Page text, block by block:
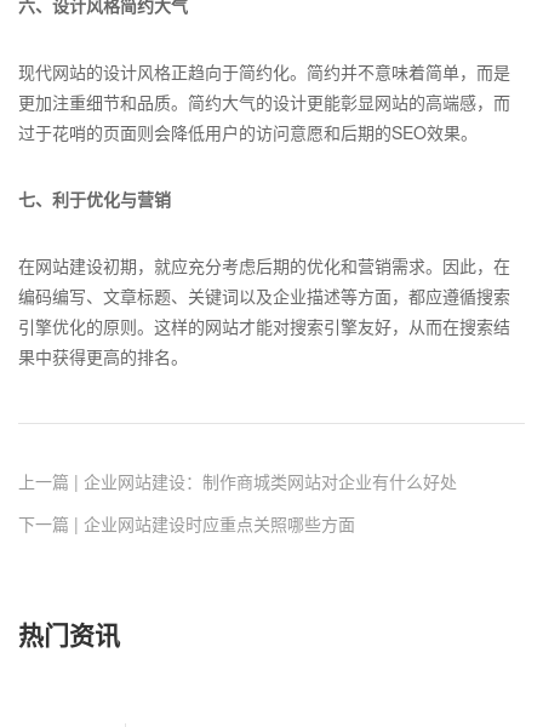
六、设计风格简约大气
现代网站的设计风格正趋向于简约化。简约并不意味着简单，而是
更加注重细节和品质。简约大气的设计更能彰显网站的高端感，而
过于花哨的页面则会降低用户的访问意愿和后期的SEO效果。
七、利于优化与营销
在网站建设初期，就应充分考虑后期的优化和营销需求。因此，在
编码编写、文章标题、关键词以及企业描述等方面，都应遵循搜索
引擎优化的原则。这样的网站才能对搜索引擎友好，从而在搜索结
果中获得更高的排名。
上一篇 | 企业网站建设：制作商城类网站对企业有什么好处
下一篇 | 企业网站建设时应重点关照哪些方面
热门资讯